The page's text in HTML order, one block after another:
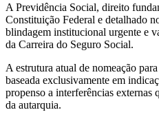
A Previdência Social, direito
Constituição Federal e detalhado
blindagem institucional urgente e
da Carreira do Seguro Social.
A estrutura atual de nomeação
baseada exclusivamente em
propenso a interferências externas
da autarquia.